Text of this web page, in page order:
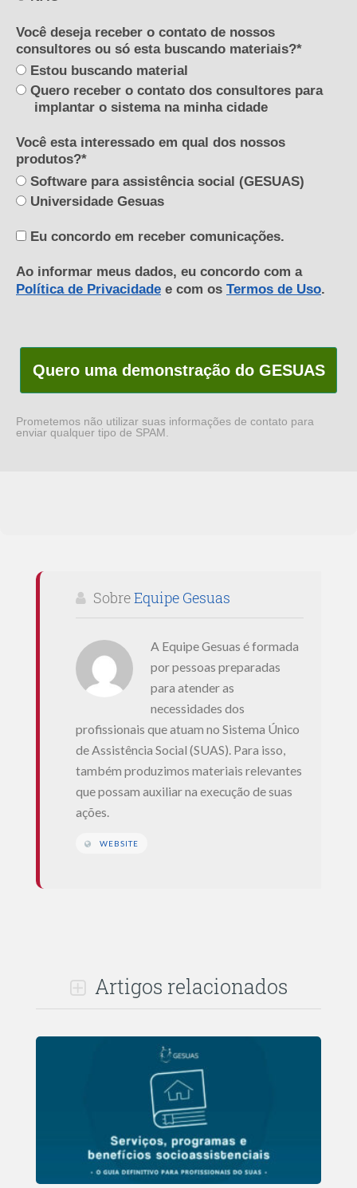
Você deseja receber o contato de nossos
consultores ou só esta buscando materiais?*
Estou buscando material
Quero receber o contato dos consultores para
implantar o sistema na minha cidade
Você esta interessado em qual dos nossos
produtos?*
Software para assistência social (GESUAS)
Universidade Gesuas
Eu concordo em receber comunicações.
Ao informar meus dados, eu concordo com a
Política de Privacidade e com os Termos de Uso.
Quero uma demonstração do GESUAS
Prometemos não utilizar suas informações de contato para
enviar qualquer tipo de SPAM.
SobreEquipe Gesuas
A Equipe Gesuas é formada
por pessoas preparadas
para atender as
necessidades dos
profissionais que atuam no Sistema Único
de Assistência Social (SUAS). Para isso,
também produzimos materiais relevantes
que possam auxiliar na execução de suas
ações.
WEBSITE
Artigos relacionados